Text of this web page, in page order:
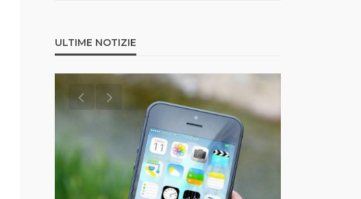
ULTIME NOTIZIE